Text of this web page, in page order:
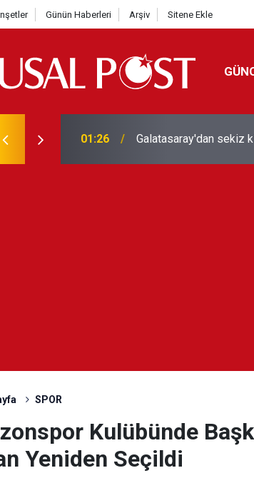
Günün Haberleri Arşiv Sitene Ekle
01:26 Galatasaray'dan sekiz
SPOR
Kulübünde
Yeniden Seçildi